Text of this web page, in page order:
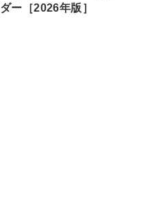
ダー［2026年版］